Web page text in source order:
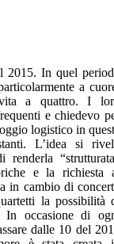
2015. In quel
a
vita a quattro. I
e chiedevo
logistico in
L’idea si
e la richiesta
in cambio di
la possibilità
In occasione di
dalle 10 del